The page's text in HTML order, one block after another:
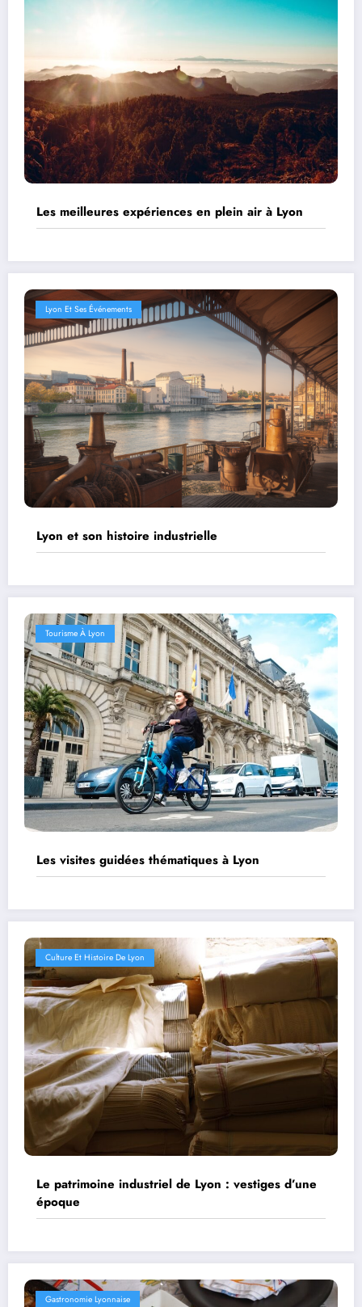
Les meilleures expériences en plein air à Lyon
Lyon Et Ses Événements
Lyon et son histoire industrielle
Tourisme À Lyon
Les visites guidées thématiques à Lyon
Culture Et Histoire De Lyon
Le patrimoine industriel de Lyon : vestiges d’une
époque
Gastronomie Lyonnaise